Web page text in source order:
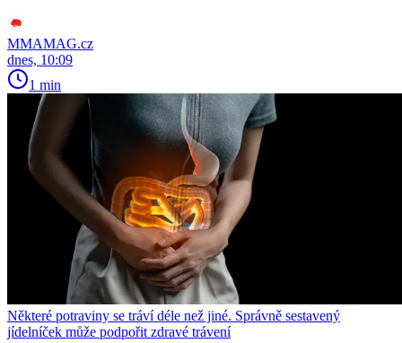
MMAMAG.cz
dnes, 10:09
1 min
Některé potraviny se tráví déle než jiné. Správně sestavený
jídelníček může podpořit zdravé trávení